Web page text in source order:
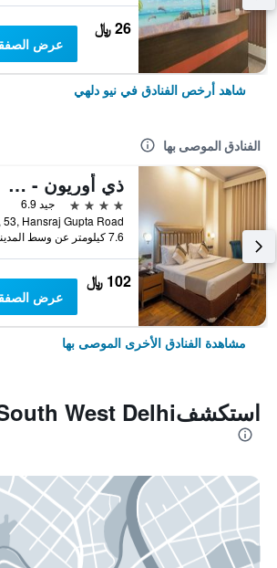
26 ﷼
عرض
شاهد أرخص الفنادق في نيو دلهي
الفنادق الموصى بها
ذي أوريون - جريتر كايلاش
4 نجوم
جيد 6.9
7.6 كيلومتر عن وسط المدينة
102 ﷼
عرض
مشاهدة الفنادق الأخرى الموصى بها
استكشفSouth West Delhi, نيو دلهي